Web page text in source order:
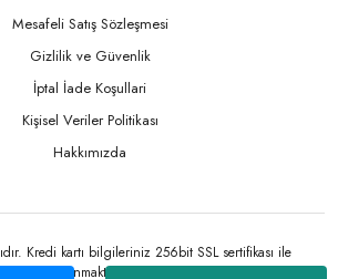
Mesafeli Satış Sözleşmesi
Gizlilik ve Güvenlik
İptal İade Koşullari
Kişisel Veriler Politikası
Hakkımızda
Kredi kartı bilgileriniz 256bit SSL sertifikası ile
korunmaktadır.